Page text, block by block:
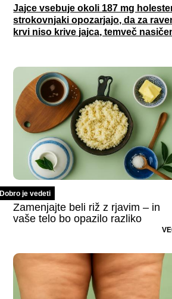
Jajce vsebuje okoli 187 mg
strokovnjaki opozarjajo, da za
krvi niso krive jajca, temveč
Dobro je vedeti
Zamenjajte beli riž z rjavim – in
vaše telo bo opazilo razliko